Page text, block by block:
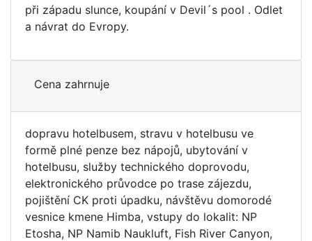
při západu slunce, koupání v Devil´s pool . Odlet
a návrat do Evropy.
Cena zahrnuje
dopravu hotelbusem, stravu v hotelbusu ve
formě plné penze bez nápojů, ubytování v
hotelbusu, služby technického doprovodu,
elektronického průvodce po trase zájezdu,
pojištění CK proti úpadku, návštěvu domorodé
vesnice kmene Himba, vstupy do lokalit: NP
Etosha, NP Namib Naukluft, Fish River Canyon,